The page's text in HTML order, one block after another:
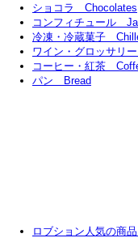
ショコラ Chocolates
コンフィチュール
冷凍・冷蔵菓子
ワイン・グロッサリ
コーヒー・紅茶
パン Bread
ロブション人気の商